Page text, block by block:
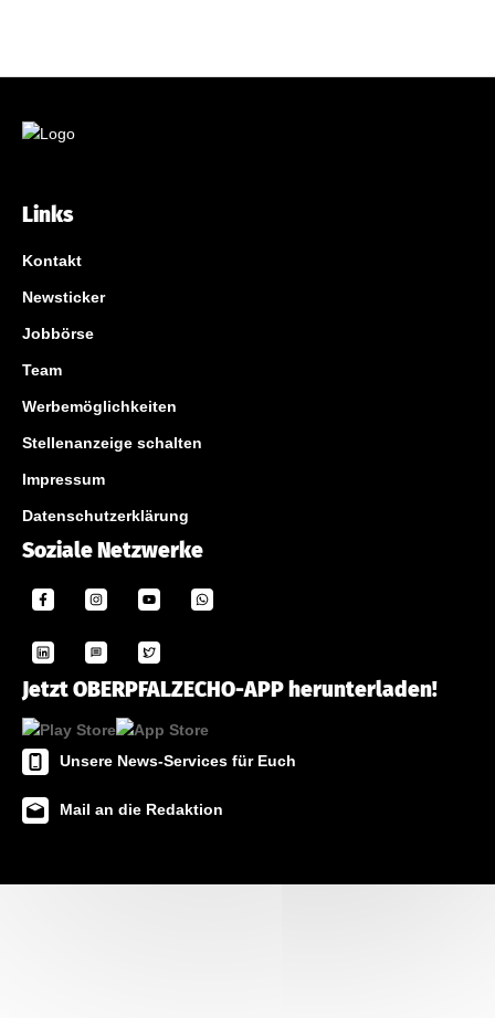
Links
Kontakt
Newsticker
Jobbörse
Team
Werbemöglichkeiten
Stellenanzeige schalten
Impressum
Datenschutzerklärung
Soziale Netzwerke
Jetzt OBERPFALZECHO-APP herunterladen!
Unsere News-Services für Euch
Mail an die Redaktion